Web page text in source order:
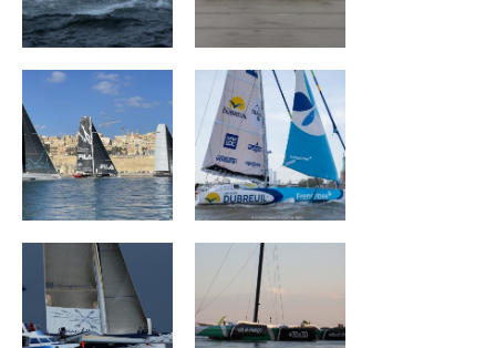
ZOULOU Groupe Dubreuil
Ultim Emotion Sails Of Change